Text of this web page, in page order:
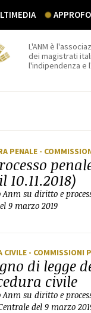
L'ANM è
dei magistrati
l'indipendenza e
PENALE -
su diritto e
9 marzo 2019
CIVILE - COMMISSIONI
di legge
civile
su diritto e
del 9 marzo